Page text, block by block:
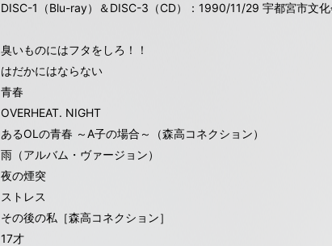
DISC-1（Blu-ray）＆DISC-3（CD）：1990/11/29 宇都宮市文
臭いものにはフタをしろ！！
はだかにはならない
青春
OVERHEAT. NIGHT
あるOLの青春 ～A子の場合～（森高コネクション）
雨（アルバム・ヴァージョン）
夜の煙突
ストレス
その後の私［森高コネクション］
17才